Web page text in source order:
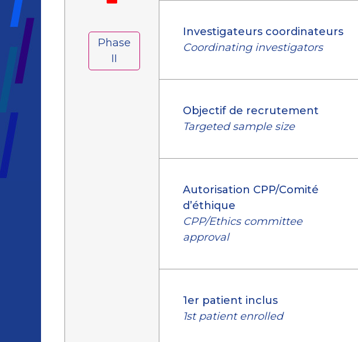
Phase
II
Investigateurs coordinateurs
Coordinating investigators
Objectif de recrutement
Targeted sample size
Autorisation CPP/Comité
d’éthique
CPP/Ethics committee
approval
1er patient inclus
1st patient enrolled